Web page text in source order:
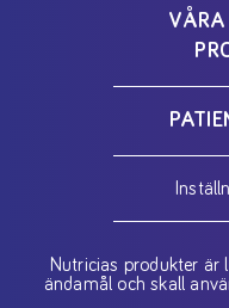
VÅRA
Nutricias produkter är
ändamål och skall